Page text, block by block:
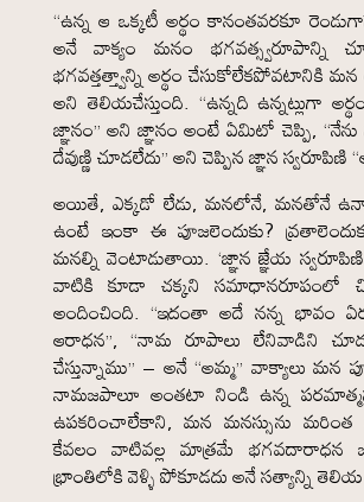
“ఉన్న ఆ ఒక్కటీ అర్థం కానంతవరకూ
అనే వాక్యం మనం భగవత్స్వరూపాన్ని
భగవత్తత్త్వాన్ని అర్థం చేసుకోలేకపోవటానికి
అని తెలియచేస్తుంది. “ఉన్నది ఉన్నట్లుగా
జ్ఞానం” అని జ్ఞానం అంటే ఏమిటో చెప్పి,
దేవుణ్ణి చూడలేదు” అని చెప్పిన జ్ఞాన స్వరూపిణి
అయితే, ఎక్కడో లేడు, మనలోనే, మనతోనే
ఉంటే ఇంకా ఈ పూజలెందుకు?
మనల్ని వెంటాడుతాయి. ‘జ్ఞాన జ్ఞేయ
వాటికి కూడా చక్కని సమాధానరూపంలో
అందించింది. “ఇదంతా అదే నన్న భావం
ఆరాధన”, “నామ రూపాలు లేనివాడిని
చేస్తున్నాము” – అనే “అమ్మ” వాక్యాలు మన
నామజపాలూ అంతటా నిండి ఉన్న
ఉపకరించాలేకాని, మన మనస్సును మరింత
కేవలం వాటివల్ల మాత్రమే భగవదారాధన
భ్రాంతిలోకి వెళ్ళి పోకూడదు అనే సత్యాన్ని